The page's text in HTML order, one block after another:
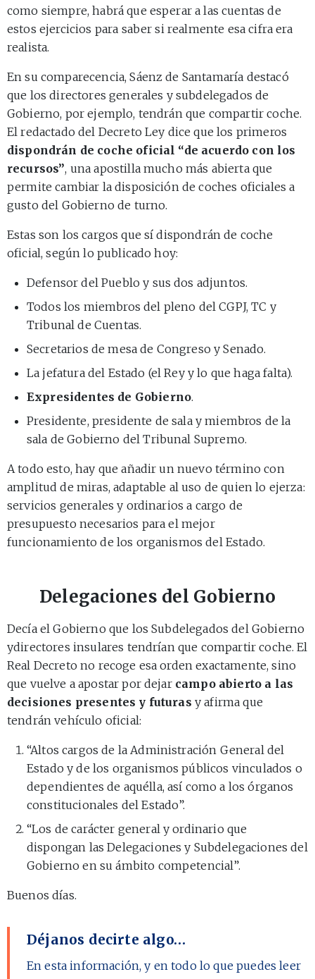
como siempre, habrá que esperar a las cuentas de
estos ejercicios para saber si realmente esa cifra era
realista.
En su comparecencia, Sáenz de Santamaría destacó
que los directores generales y subdelegados de
Gobierno, por ejemplo, tendrán que compartir coche.
El redactado del Decreto Ley dice que los primeros
dispondrán de coche oficial “de acuerdo con los
recursos”, una apostilla mucho más abierta que
permite cambiar la disposición de coches oficiales a
gusto del Gobierno de turno.
Estas son los cargos que sí dispondrán de coche
oficial, según lo publicado hoy:
Defensor del Pueblo y sus dos adjuntos.
Todos los miembros del pleno del CGPJ, TC y
Tribunal de Cuentas.
Secretarios de mesa de Congreso y Senado.
La jefatura del Estado (el Rey y lo que haga falta).
Expresidentes de Gobierno.
Presidente, presidente de sala y miembros de la
sala de Gobierno del Tribunal Supremo.
A todo esto, hay que añadir un nuevo término con
amplitud de miras, adaptable al uso de quien lo ejerza:
servicios generales y ordinarios a cargo de
presupuesto necesarios para el mejor
funcionamiento de los organismos del Estado.
Delegaciones del Gobierno
Decía el Gobierno que los Subdelegados del Gobierno
ydirectores insulares tendrían que compartir coche. El
Real Decreto no recoge esa orden exactamente, sino
que vuelve a apostar por dejar campo abierto a las
decisiones presentes y futuras y afirma que
tendrán vehículo oficial:
“Altos cargos de la Administración General del
Estado y de los organismos públicos vinculados o
dependientes de aquélla, así como a los órganos
constitucionales del Estado”.
“Los de carácter general y ordinario que
dispongan las Delegaciones y Subdelegaciones del
Gobierno en su ámbito competencial”.
Buenos días.
Déjanos decirte algo…
En esta información, y en todo lo que puedes leer